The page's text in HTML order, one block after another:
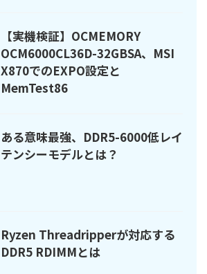
【実機検証】OCMEMORY
OCM6000CL36D-32GBSA、MSI
X870でのEXPO設定と
MemTest86
ある意味最強、DDR5-6000低レイ
テンシーモデルとは？
Ryzen Threadripperが対応する
DDR5 RDIMMとは